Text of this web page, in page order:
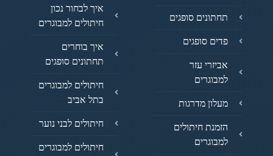
תחתונים סופגים
פדים סופגים
אביזרי עזר
למבוגרים
מעלון מדרגות
הזמנת חיתולים
למבוגרים
איך לבחור נכון
חיתולים למבוגרים
איך בוחרים
תחתונים סופגים
חיתולים למבוגרים
בתל אביב
חיתולים לבני נוער
חיתולים למבוגרים